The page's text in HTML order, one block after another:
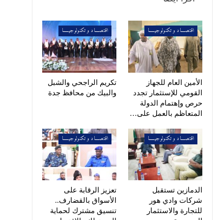
اقتصــــاد و تكنولوجيـــــا
الأمين العام للجهاز
القومي للإستثمار تجدد
حرص وإهتمام الدولة
المتعاظم بالعمل على…
اقتصــــاد و تكنولوجيـــــا
تكريم الراجحي والشبل
والبيك من محافظ جدة
اقتصــــاد و تكنولوجيـــــا
الدمازين تستقبل
شركات وادي هور
للتجارة والاستثمار
اقتصــــاد و تكنولوجيـــــا
تعزيز الرقابة على
الأسواق بالقضارف..
تنسيق مشترك لحماية